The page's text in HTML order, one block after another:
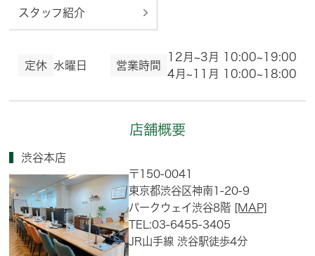
スタッフ紹介
定休 水曜日 営業時間
12月~3月 10:00~19:00
4月~11月 10:00~18:00
店舗概要
渋谷本店
〒150-0041
東京都渋谷区神南1-20-9
パークウェイ渋谷8階 [MAP]
TEL:03-6455-3405
JR山手線 渋谷駅徒歩4分